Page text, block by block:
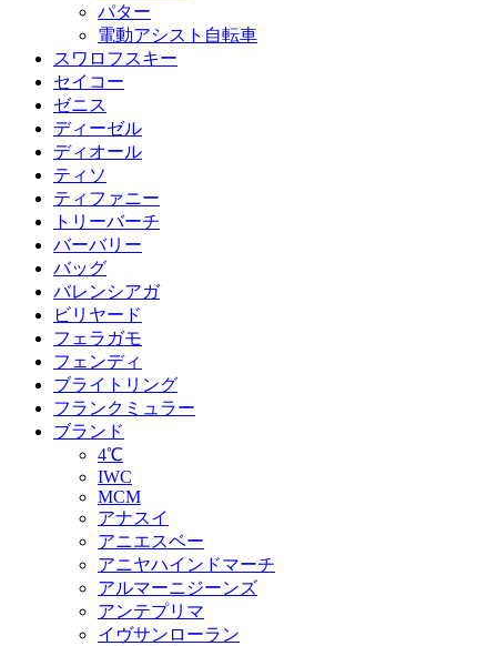
パター
電動アシスト自転車
スワロフスキー
セイコー
ゼニス
ディーゼル
ディオール
ティソ
ティファニー
トリーバーチ
バーバリー
バッグ
バレンシアガ
ビリヤード
フェラガモ
フェンディ
ブライトリング
フランクミュラー
ブランド
4℃
IWC
MCM
アナスイ
アニエスベー
アニヤハインドマーチ
アルマーニジーンズ
アンテプリマ
イヴサンローラン